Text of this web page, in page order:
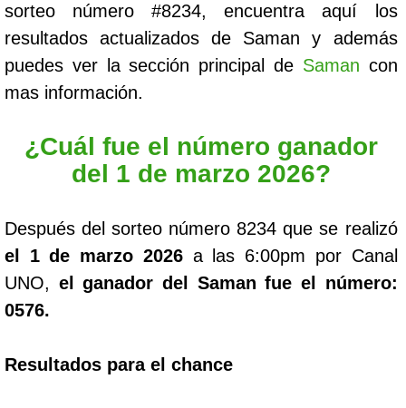
sorteo número #8234, encuentra aquí los
resultados actualizados de Saman y además
puedes ver la sección principal de Saman con
mas información.
¿Cuál fue el número ganador
del 1 de marzo 2026?
Después del sorteo número 8234 que se realizó
el 1 de marzo 2026a las 6:00pm por Canal
UNO, el ganador del Saman fue el número:
0576.
Resultados para el chance